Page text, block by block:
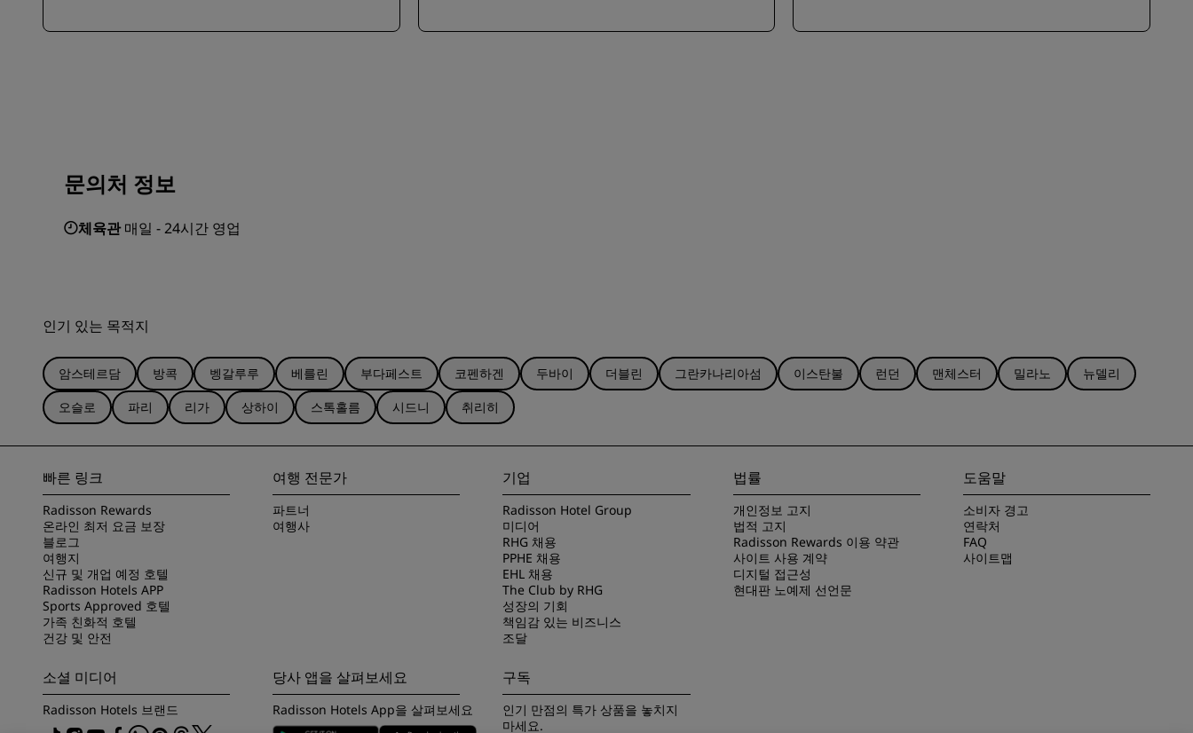
문의처 정보
체육관 매일 - 24시간 영업
인기 있는 목적지
암스테르담 방콕 벵갈루루 베를린 부다페스트 코펜하겐 두바이 더블린 그란카나리아섬 이스탄불 런던 맨체스터 밀라노
뉴델리
오슬로
파리 리가 상하이 스톡홀름 시드니 취리히
빠른 링크
Radisson Rewards
온라인 최저 요금 보장
블로그
여행지
신규 및 개업 예정 호텔
Radisson Hotels APP
Sports Approved 호텔
가족 친화적 호텔
건강 및 안전
여행 전문가
파트너
여행사
기업
Radisson Hotel Group
미디어
RHG 채용
PPHE 채용
EHL 채용
The Club by RHG
성장의 기회
책임감 있는 비즈니스
조달
법률
개인정보 고지
법적 고지
Radisson Rewards 이용 약관
사이트 사용 계약
디지털 접근성
현대판 노예제 선언문
도움말
소비자 경고
연락처
FAQ
사이트맵
소셜 미디어
Radisson Hotels 브랜드
당사 앱을 살펴보세요
Radisson Hotels App을 살펴보세요
구독
인기 만점의 특가 상품을 놓치지
마세요.